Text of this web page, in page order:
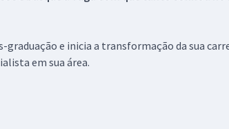
graduação e inicia a transformação da sua
em sua área.